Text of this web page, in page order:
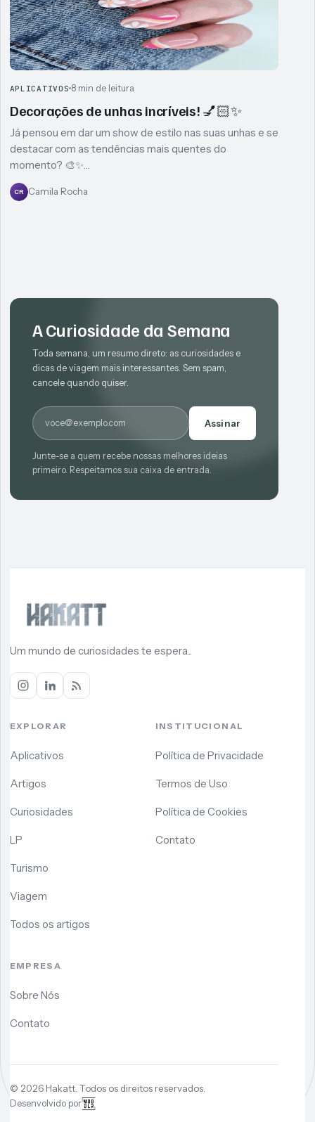
APLICATIVOS 8 min de leitura
Decorações de unhas incríveis! 💅🏻✨
Já pensou em dar um show de estilo nas suas unhas e se
destacar com as tendências mais quentes do
momento? 🎨✨…
CR Camila Rocha
A Curiosidade da Semana
Toda semana, um resumo direto: as curiosidades e
dicas de viagem mais interessantes. Sem spam,
cancele quando quiser.
E-mail
Assinar
Junte-se a quem recebe nossas melhores ideias
primeiro. Respeitamos sua caixa de entrada.
Um mundo de curiosidades te espera...
EXPLORAR
Aplicativos
Artigos
Curiosidades
LP
Turismo
Viagem
Todos os artigos
INSTITUCIONAL
Política de Privacidade
Termos de Uso
Política de Cookies
Contato
EMPRESA
Sobre Nós
Contato
© 2026Hakatt. Todos os direitos reservados.
Desenvolvido por